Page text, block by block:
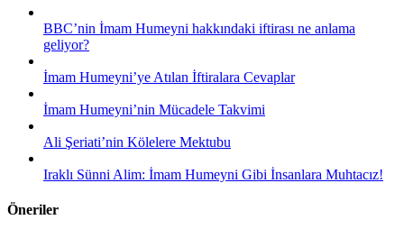
BBC’nin İmam Humeyni hakkındaki iftirası ne anlama
geliyor?
İmam Humeyni’ye Atılan İftiralara Cevaplar
İmam Humeyni’nin Mücadele Takvimi
Ali Şeriati’nin Kölelere Mektubu
Iraklı Sünni Alim: İmam Humeyni Gibi İnsanlara Muhtacız!
Öneriler